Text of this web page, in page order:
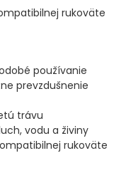
rukoväte
používanie
prevzdušnenie
trávu
vodu a živiny
rukoväte